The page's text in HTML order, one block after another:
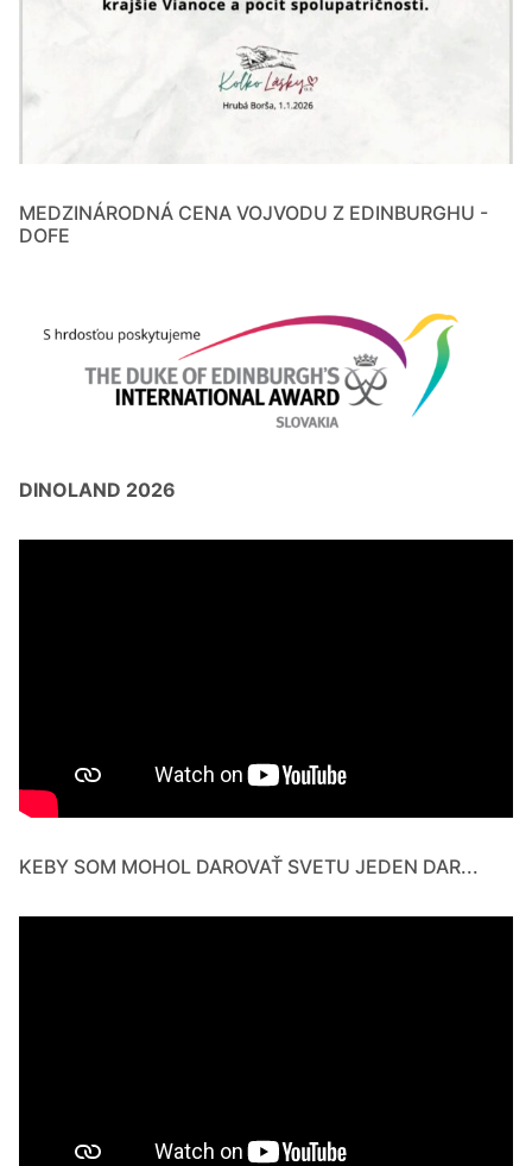
MEDZINÁRODNÁ CENA VOJVODU Z EDINBURGHU -
DOFE
DINOLAND 2026
KEBY SOM MOHOL DAROVAŤ SVETU JEDEN DAR...